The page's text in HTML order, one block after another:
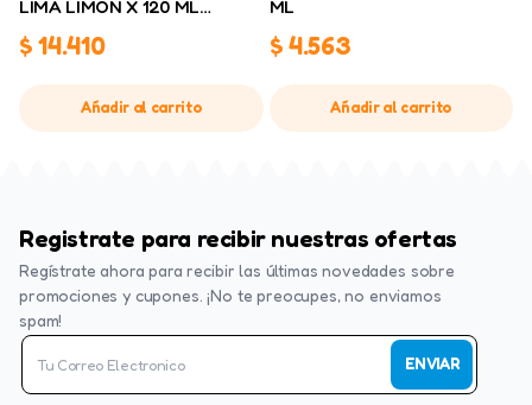
LIMA LIMON X 120 ML
BEAULYN
$14.410
Añadir al carrito
ML
$4.563
Añadir al carrito
Registrate para recibir nuestras ofertas
Regístrate ahora para recibir las últimas novedades sobre
promociones y cupones. ¡No te preocupes, no enviamos
spam!
ENVIAR